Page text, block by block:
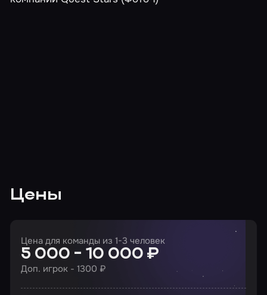
Цены
Цена для команды из 1-3 человек
5 000 - 10 000 ₽
Доп. игрок - 1300 ₽